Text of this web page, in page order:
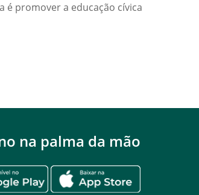
é promover a educação cívica
na palma da mão